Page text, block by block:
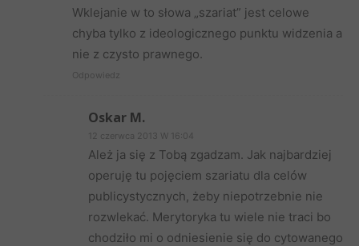
Wklejanie w to słowa „szariat” jest celowe
chyba tylko z ideologicznego punktu widzenia a
nie z czysto prawnego.
Odpowiedz
Oskar M.
12 czerwca 2013 W 16:04
Ależ ja się z Tobą zgadzam. Jak najbardziej
operuję tu pojęciem szariatu dla celów
publicystycznych, żeby niepotrzebnie nie
rozwlekać. Merytoryka tu wiele nie traci bo
chodziło mi o odniesienie się do cytowanego